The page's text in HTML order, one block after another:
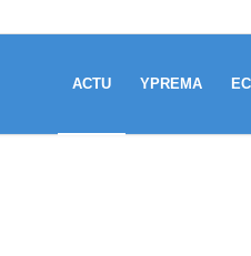
ACTU YPREMA